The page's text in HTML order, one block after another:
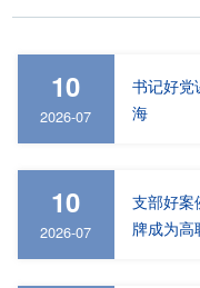
10
2026-07
书记好党
海
10
2026-07
支部好案
牌成为